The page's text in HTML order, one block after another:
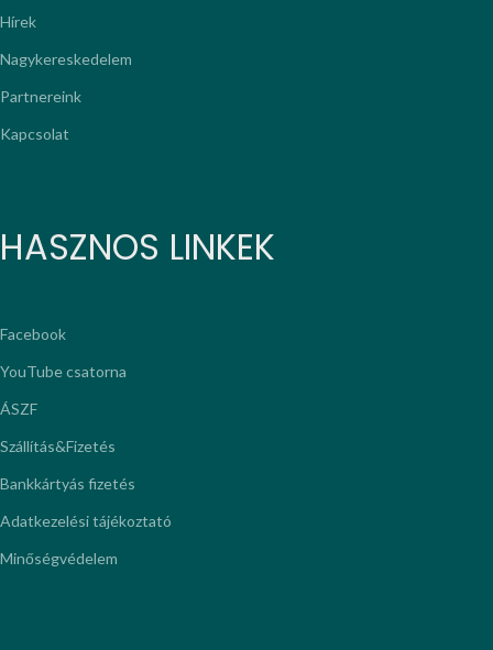
Hírek
Nagykereskedelem
Partnereink
Kapcsolat
HASZNOS LINKEK
Facebook
YouTube csatorna
ÁSZF
Szállítás&Fizetés
Bankkártyás fizetés
Adatkezelési tájékoztató
Minőségvédelem